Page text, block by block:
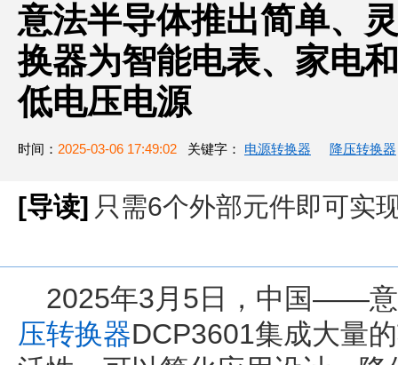
意法半导体推出简单、
换器为智能电表、家电
低电压电源
时间： 2025-03-06 17:49:02 关键字： 电源转换器 降压转换器
[导读] 只需6个外部元件即可实
2025年3月5日，中国——
压转换器DCP3601集成大量